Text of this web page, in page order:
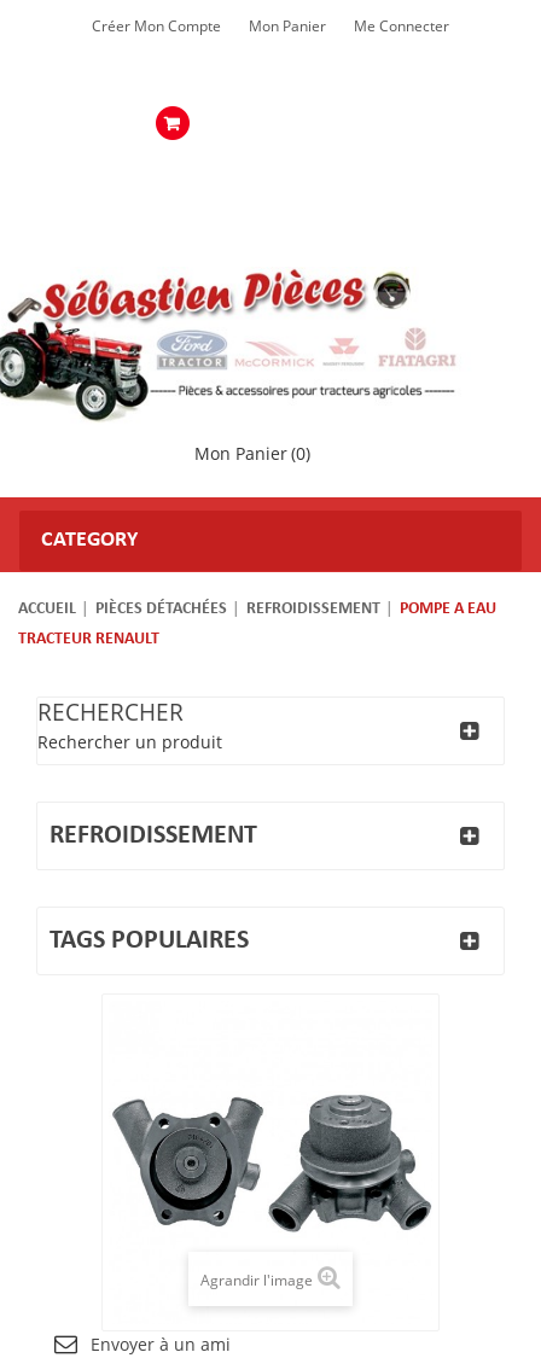
Créer Mon Compte Mon Panier Me Connecter
Mon Panier(0)
CATEGORY
ACCUEIL PIÈCES DÉTACHÉES REFROIDISSEMENT
POMPE A EAU
TRACTEUR RENAULT
RECHERCHER
Rechercher un produit
REFROIDISSEMENT
TAGS POPULAIRES
Agrandir l'image
Envoyer à un ami